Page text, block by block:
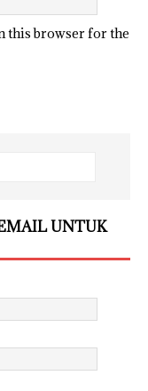
this browser for the
UNTUK